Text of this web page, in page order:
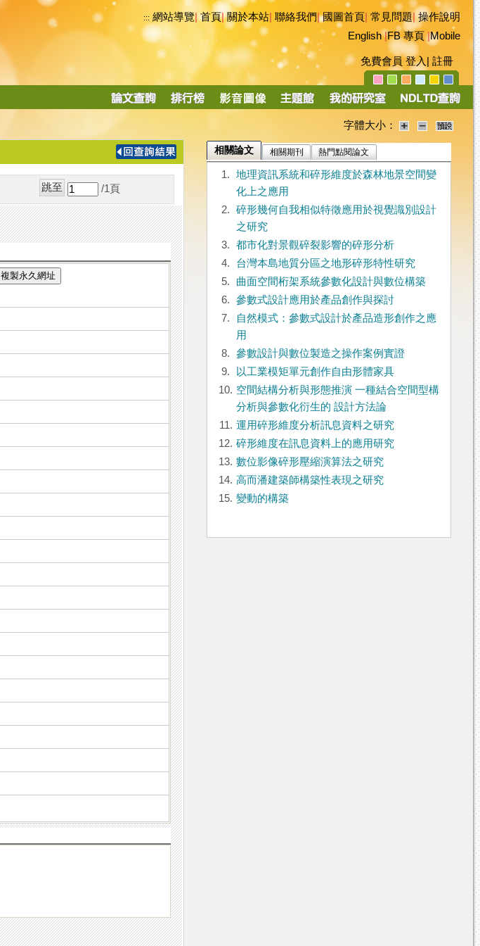
::: 網站導覽|首頁|關於本站 聯絡我們|國圖首頁 常見問題|操作說明
English|FB 專頁|Mobile
免費會員 登入 註冊
導
字體大小：
/1 頁
複製永久網址
相關論文 相關期刊 熱門點閱論文
1.
地理資訊系統和碎形維度於森林地景空間變
化上之應用
2.
碎形幾何自我相似特徵應用於視覺識別設計
之研究
3.
都市化對景觀碎裂影響的碎形分析
4.
台灣本島地質分區之地形碎形特性研究
5.
曲面空間桁架系統參數化設計與數位構築
6.
參數式設計應用於產品創作與探討
7.
自然模式：參數式設計於產品造形創作之應
用
8.
參數設計與數位製造之操作案例實證
9.
以工業模矩單元創作自由形體家具
10. 空間結構分析與形態推演 一種結合空間型構
分析與參數化衍生的 設計方法論
11. 運用碎形維度分析訊息資料之研究
12. 碎形維度在訊息資料上的應用研究
13. 數位影像碎形壓縮演算法之研究
14. 高而潘建築師構築性表現之研究
15. 變動的構築